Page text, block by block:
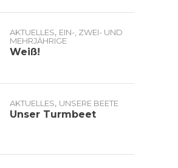
AKTUELLES, EIN-, ZWEI- UND
MEHRJÄHRIGE
Weiß!
AKTUELLES, UNSERE BEETE
Unser Turmbeet